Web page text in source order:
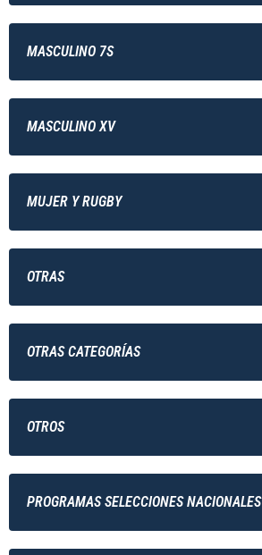
MASCULINO 7S
MASCULINO XV
MUJER Y RUGBY
OTRAS
OTRAS CATEGORÍAS
OTROS
PROGRAMAS SELECCIONES NACIONALES